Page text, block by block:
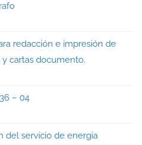
redacción e impresión de
cartas documento.
– 04
del servicio de energia